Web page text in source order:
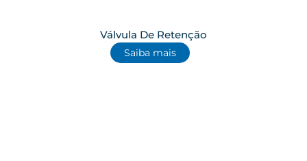
Válvula De Retenção
Saiba mais